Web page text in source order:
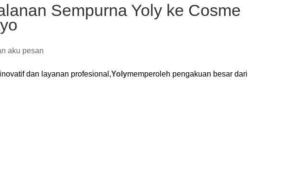
Sempurna Yoly ke Cosme
aku pesan
dan layanan profesional,Yolymemperoleh pengakuan besar dari